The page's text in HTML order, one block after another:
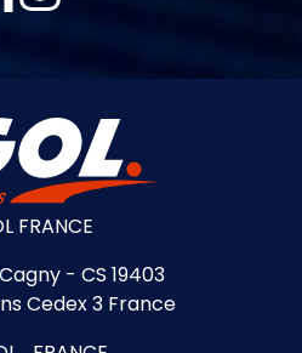
FRANCE
- CS 19403
Cedex 3 France